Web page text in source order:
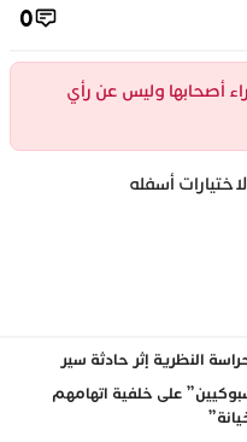
0
أصحابها وليس عن رأي
أسفله
النظرية إثر حادثة سير
على خلفية اتهامهم